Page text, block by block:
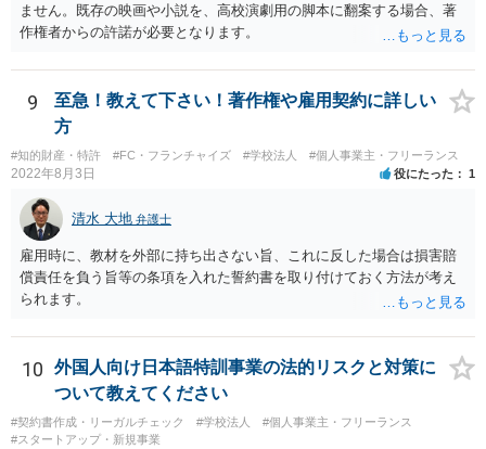
ません。既存の映画や小説を、高校演劇用の脚本に翻案する場合、著
作権者からの許諾が必要となります。
9
至急！教えて下さい！著作権や雇用契約に詳しい
方
#知的財産・特許 #FC・フランチャイズ #学校法人 #個人事業主・フリーランス
2022年8月3日 役にたった 1
清水 大地 弁護士
雇用時に、教材を外部に持ち出さない旨、これに反した場合は損害賠
償責任を負う旨等の条項を入れた誓約書を取り付けておく方法が考え
られます。
10
外国人向け日本語特訓事業の法的リスクと対策に
ついて教えてください
#契約書作成・リーガルチェック #学校法人
#個人事業主・フリーランス
#スタートアップ・新規事業